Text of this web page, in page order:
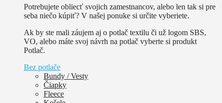
Potrebujete obliecť svojich zamestnancov, alebo len tak si pre
seba niečo kúpiť? V našej ponuke si určite vyberiete.
Ak by ste mali záujem aj o potlač textilu či už logom SBS,
VO, alebo máte svoj návrh na potlač vyberte si produkt
Potlač.
Bez potlače
Bundy / Vesty
Čiapky
Fleece